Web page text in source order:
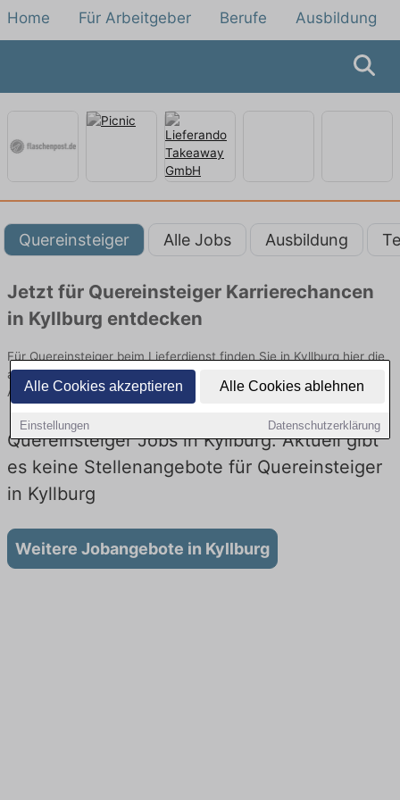
Alle Cookies akzeptieren Alle Cookies ablehnen
Einstellungen Datenschutzerklärung
Home Für Arbeitgeber Berufe Ausbildung
Quereinsteiger Alle Jobs Ausbildung
Jetzt für Quereinsteiger Karrierechancen
in Kyllburg entdecken
Für Quereinsteiger beim Lieferdienst finden Sie in Kyllburg hier die
aktuellsten Angebote. Entdecken Sie freie Optionen von Top-
Arbeitgebern und bewerben Sie sich noch heute.
Quereinsteiger Jobs in Kyllburg: Aktuell gibt
es keine Stellenangebote für Quereinsteiger
in Kyllburg
Weitere Jobangebote in Kyllburg